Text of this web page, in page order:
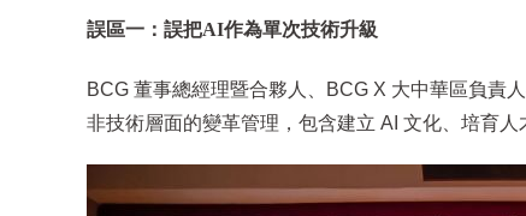
誤區一：誤把AI作為單次技術升級
BCG 董事總經理暨合夥人、BCG X 大中華區負責
非技術層面的變革管理，包含建立 AI 文化、培育